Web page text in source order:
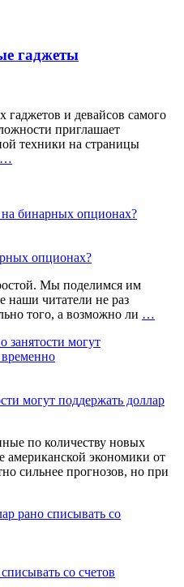
гаджеты
гаджетов и девайсов самого
приглашает
техники на страницы
…
опционах?
Мы поделимся им
наши читатели не раз
того, а возможно ли …
могут поддержать доллар
по количеству новых
американской экономики от
сильнее прогнозов, но при
со счетов